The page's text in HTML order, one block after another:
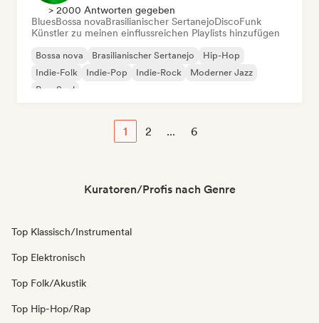
> 2000 Antworten gegeben
BluesBossa novaBrasilianischer SertanejoDiscoFunk
Künstler zu meinen einflussreichen Playlists hinzufügen
Bossa nova Brasilianischer Sertanejo
Hip-Hop
Indie-Folk
Indie-Pop Indie-Rock
Moderner Jazz
Pop-Soul
1 2 ... 6
Kuratoren/Profis nach Genre
Top Klassisch/Instrumental
Top Elektronisch
Top Folk/Akustik
Top Hip-Hop/Rap